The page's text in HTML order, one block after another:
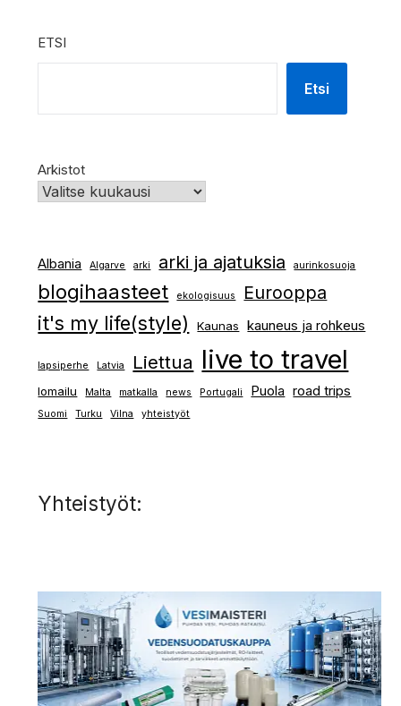
ETSI
Etsi
Arkistot
Albania Algarve arki arki ja ajatuksia aurinkosuoja
blogihaasteet ekologisuus Eurooppa
it's my life(style) Kaunas kauneus ja rohkeus
lapsiperhe Latvia Liettua live to travel
lomailu Malta matkalla news Portugali Puola road trips
Suomi Turku Vilna yhteistyöt
Yhteistyöt: